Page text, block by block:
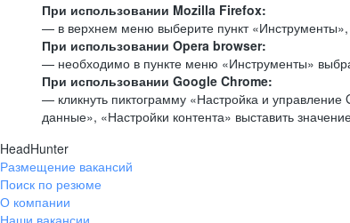
При использовании Mozilla Firefox:
— в верхнем меню выберите пункт
При использовании Opera browser:
— необходимо в пункте меню «Инструменты»
При использовании Google Chrome:
— кликнуть пиктограмму «Настройка и
данные», «Настройки контента» выставить
HeadHunter
Размещение вакансий
Поиск по резюме
О компании
Наши вакансии